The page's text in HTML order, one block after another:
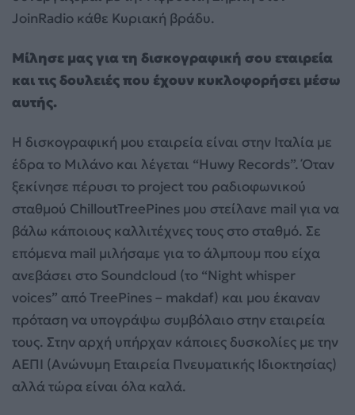
JoinRadio κάθε Κυριακή βράδυ.
Μίλησε μας για τη δισκογραφική σου εταιρεία
και τις δουλειές που έχουν κυκλοφορήσει μέσω
αυτής.
Η δισκογραφική μου εταιρεία είναι στην Ιταλία με
έδρα το Μιλάνο και λέγεται “Huwy Records”. Όταν
ξεκίνησε πέρυσι το project του ραδιοφωνικού
σταθμού ChilloutTreePines μου στείλανε mail για να
βάλω κάποιους καλλιτέχνες τους στο σταθμό. Σε
επόμενα mail μιλήσαμε για το άλμπουμ που είχα
ανεβάσει στο Soundcloud (το “Night whisper
voices” από TreePines – makdaf) και μου έκαναν
πρόταση να υπογράψω συμβόλαιο στην εταιρεία
τους. Στην αρχή υπήρχαν κάποιες δυσκολίες με την
ΑΕΠΙ (Ανώνυμη Εταιρεία Πνευματικής Ιδιοκτησίας)
αλλά τώρα είναι όλα καλά.